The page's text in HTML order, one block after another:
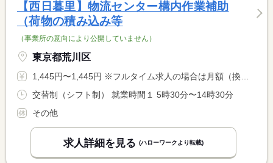
【西日暮里】物流センター構内作業補助
（荷物の積み込み等
（事業所の意向により公開していません）
東京都荒川区
1,445円〜1,445円 ※フルタイム求人の場合は月額（換算額）、パート求人の場合は時間額を表示しています。
交替制（シフト制） 就業時間１ 5時30分〜14時30分
その他
求人詳細を見る (ハローワークより転載)